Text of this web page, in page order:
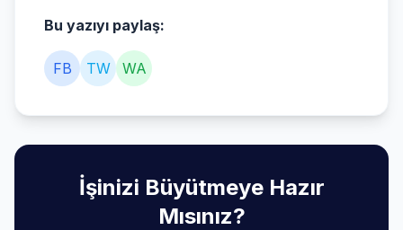
Bu yazıyı paylaş:
FB TW WA
İşinizi Büyütmeye Hazır
Mısınız?